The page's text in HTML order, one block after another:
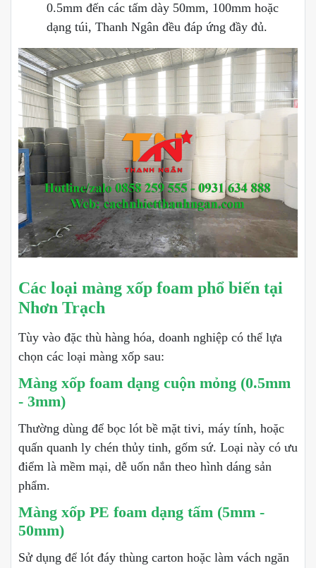
0.5mm đến các tấm dày 50mm, 100mm hoặc
dạng túi, Thanh Ngân đều đáp ứng đầy đủ.
Các loại màng xốp foam phổ biến tại
Nhơn Trạch
Tùy vào đặc thù hàng hóa, doanh nghiệp có thể lựa
chọn các loại màng xốp sau:
Màng xốp foam dạng cuộn mỏng (0.5mm
- 3mm)
Thường dùng để bọc lót bề mặt tivi, máy tính, hoặc
quấn quanh ly chén thủy tinh, gốm sứ. Loại này có ưu
điểm là mềm mại, dễ uốn nắn theo hình dáng sản
phẩm.
Màng xốp PE foam dạng tấm (5mm -
50mm)
Sử dụng để lót đáy thùng carton hoặc làm vách ngăn